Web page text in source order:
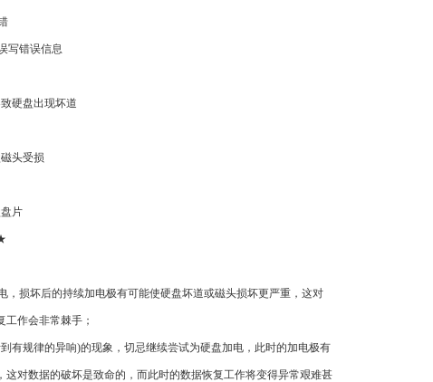
错误信息
硬盘出现坏道
头受损
片
损坏后的持续加电极有可能使硬盘坏道或磁头损坏更严重，这对
作会非常棘手；
规律的异响)的现象，切忌继续尝试为硬盘加电，此时的加电极有
对数据的破坏是致命的，而此时的数据恢复工作将变得异常艰难甚